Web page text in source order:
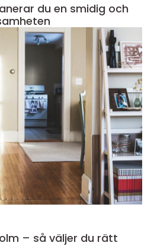
– så väljer du rätt